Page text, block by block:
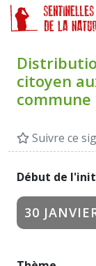
citoyen
commune
Suivre ce
Début de
30
Panneau de